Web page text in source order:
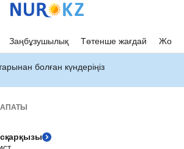
Заңбұзушылық Төтенше жағдай Жол
болған күндеріңіз